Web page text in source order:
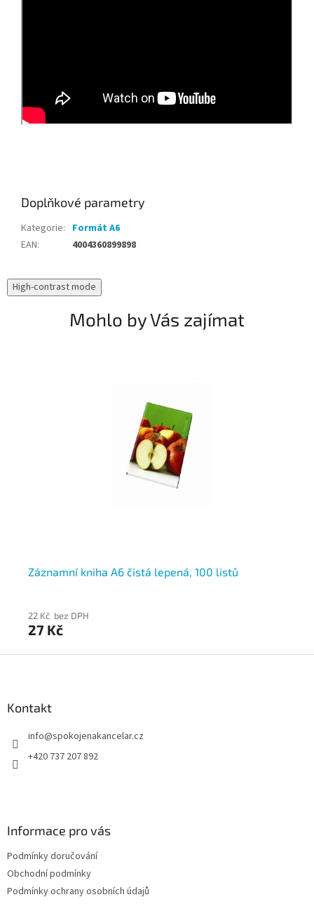
Doplňkové parametry
Kategorie: Formát A6
EAN: 4004360899898
High-contrast mode
Mohlo by Vás zajímat
Záznamní kniha A6 čistá lepená, 100 listů
22 Kč bez DPH
27 Kč
Kontakt
info@spokojenakancelar.cz
+420 737 207 892
Informace pro vás
Podmínky doručování
Obchodní podmínky
Podmínky ochrany osobních údajů